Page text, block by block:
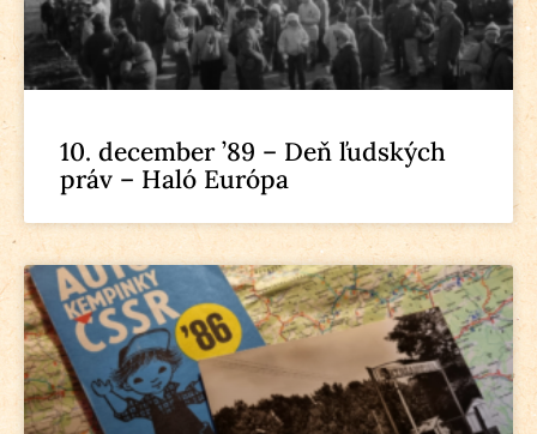
10. december ’89 – Deň ľudských
práv – Haló Európa